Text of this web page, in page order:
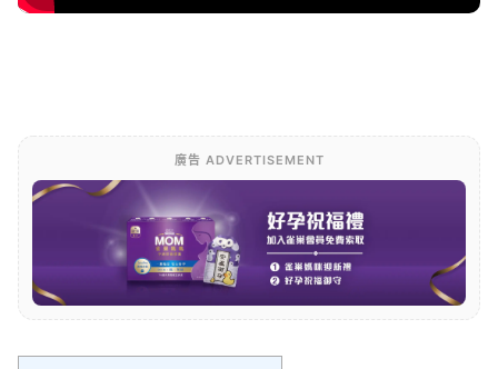
廣告 ADVERTISEMENT